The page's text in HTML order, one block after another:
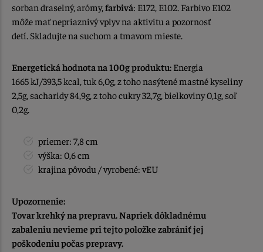
sorban draselný, arómy, farbivá: E172, E102. Farbivo E102
môže mať nepriaznivý vplyv na aktivitu a pozornosť
detí. Skladujte na suchom a tmavom mieste.
Energetická hodnota na 100g produktu: Energia
1665 kJ/393,5 kcal, tuk 6,0g, z toho nasýtené mastné kyseliny
2,5g, sacharidy 84,9g, z toho cukry 32,7g, bielkoviny 0,1g, soľ
0,2g.
priemer: 7,8 cm
výška: 0,6 cm
krajina pôvodu / vyrobené: vEU
Upozornenie:
Tovar krehký na prepravu. Napriek dôkladnému
zabaleniu nevieme pri tejto položke zabrániť jej
poškodeniu počas prepravy.